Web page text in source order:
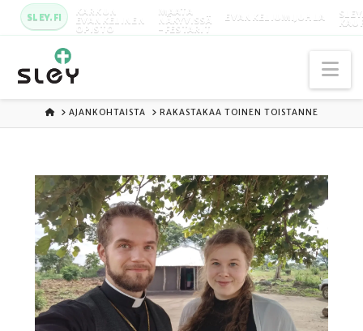
SLEY.FI KARKUN
EVANKELINEN
OPISTO
MAATA
NÄKYVISSÄ
-FESTARIT
EVANKELIUMIJUHLA
ETUSIVU
AJANKOHTAISTA RAKASTAKAA TOINEN TOISTANNE